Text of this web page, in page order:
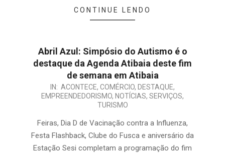
CONTINUE LENDO
Abril Azul: Simpósio do Autismo é o
destaque da Agenda Atibaia deste fim
de semana em Atibaia
IN: ACONTECE, COMÉRCIO, DESTAQUE,
EMPREENDEDORISMO, NOTÍCIAS, SERVIÇOS,
TURISMO
Feiras, Dia D de Vacinação contra a Influenza,
Festa Flashback, Clube do Fusca e aniversário da
Estação Sesi completam a programação do fim